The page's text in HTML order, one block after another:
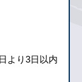
より3日以内